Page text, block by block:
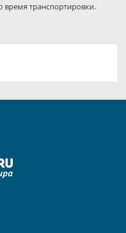
время транспортировки.